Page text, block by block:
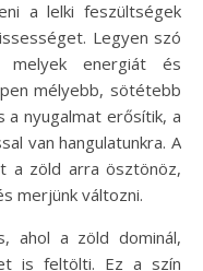
a lelki feszültségek
Legyen szó
melyek energiát és
mélyebb, sötétebb
a nyugalmat erősítik, a
van hangulatunkra. A
a zöld arra ösztönöz,
merjünk változni.
ahol a zöld dominál,
is feltölti. Ez a szín